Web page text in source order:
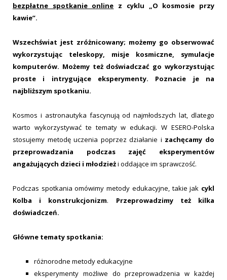
bezpłatne spotkanie online z cyklu „O kosmosie przy
kawie”.
Wszechświat jest zróżnicowany; możemy go obserwować
wykorzystując teleskopy, misje kosmiczne, symulacje
komputerów. Możemy też doświadczać go wykorzystując
proste i intrygujące eksperymenty. Poznacie je na
najbliższym spotkaniu.
Kosmos i astronautyka fascynują od najmłodszych lat, dlatego
warto wykorzystywać te tematy w edukacji. W ESERO-Polska
stosujemy metodę uczenia poprzez działanie i zachęcamy do
przeprowadzania podczas zajęć eksperymentów
angażujących dzieci i młodzieżi oddające im sprawczość.
Podczas spotkania omówimy metody edukacyjne, takie jak cykl
Kolba i konstrukcjonizm. Przeprowadzimy też kilka
doświadczeń.
Główne tematy spotkania:
różnorodne metody edukacyjne
eksperymenty możliwe do przeprowadzenia w każdej